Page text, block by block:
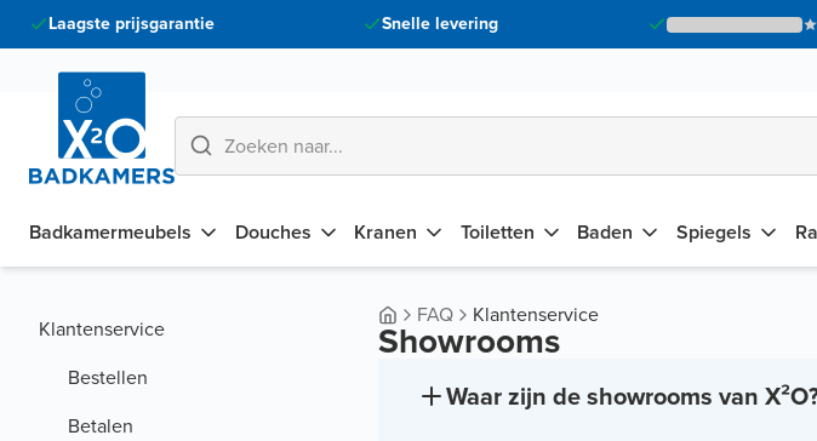
Laagste prijsgarantie Snelle levering
Badkamermeubels Douches Kranen Toiletten Baden Spiegels
Klantenservice
Bestellen
Betalen
FAQ Klantenservice
Showrooms
Waar zijn de showrooms van